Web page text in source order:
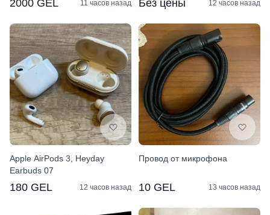
2000 GEL 11 часов назад Без цены 12 часов назад
Apple AirPods 3, Heyday
Earbuds 07
180 GEL 12 часов назад
Провод от микрофона
10 GEL 13 часов назад